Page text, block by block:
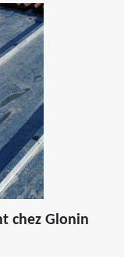
chez Glonin